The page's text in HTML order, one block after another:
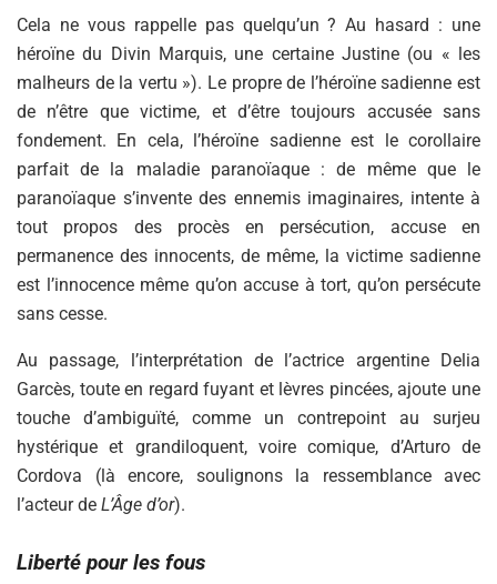
Cela ne vous rappelle pas quelqu’un ? Au hasard : une
héroïne du Divin Marquis, une certaine Justine (ou « les
malheurs de la vertu »). Le propre de l’héroïne sadienne est
de n’être que victime, et d’être toujours accusée sans
fondement. En cela, l’héroïne sadienne est le corollaire
parfait de la maladie paranoïaque : de même que le
paranoïaque s’invente des ennemis imaginaires, intente à
tout propos des procès en persécution, accuse en
permanence des innocents, de même, la victime sadienne
est l’innocence même qu’on accuse à tort, qu’on persécute
sans cesse.
Au passage, l’interprétation de l’actrice argentine Delia
Garcès, toute en regard fuyant et lèvres pincées, ajoute une
touche d’ambiguïté, comme un contrepoint au surjeu
hystérique et grandiloquent, voire comique, d’Arturo de
Cordova (là encore, soulignons la ressemblance avec
l’acteur de L’Âge d’or).
Liberté pour les fous